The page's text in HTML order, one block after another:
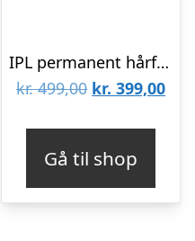
IPL permanent hårfjerner
kr.499,00 Den
var:
kr. 499,00.
kr. 399,00Den
kr.
Gå til shop